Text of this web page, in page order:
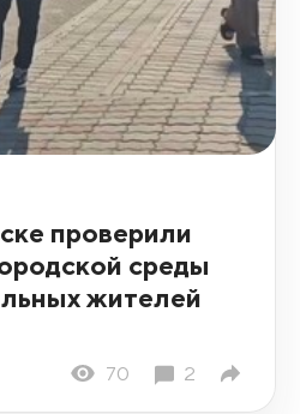
проверили
среды
жителей
70 2